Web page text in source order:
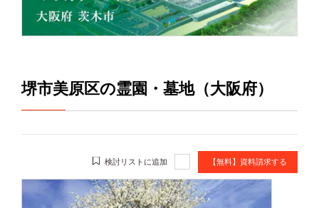
堺市美原区の霊園・墓地（大阪府）
検討リストに追加 【無料】資料請求する